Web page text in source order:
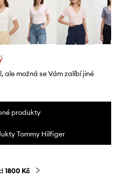
ale možná se Vám zalíbí jiné
produkty
Tommy Hilfiger
1800 Kč